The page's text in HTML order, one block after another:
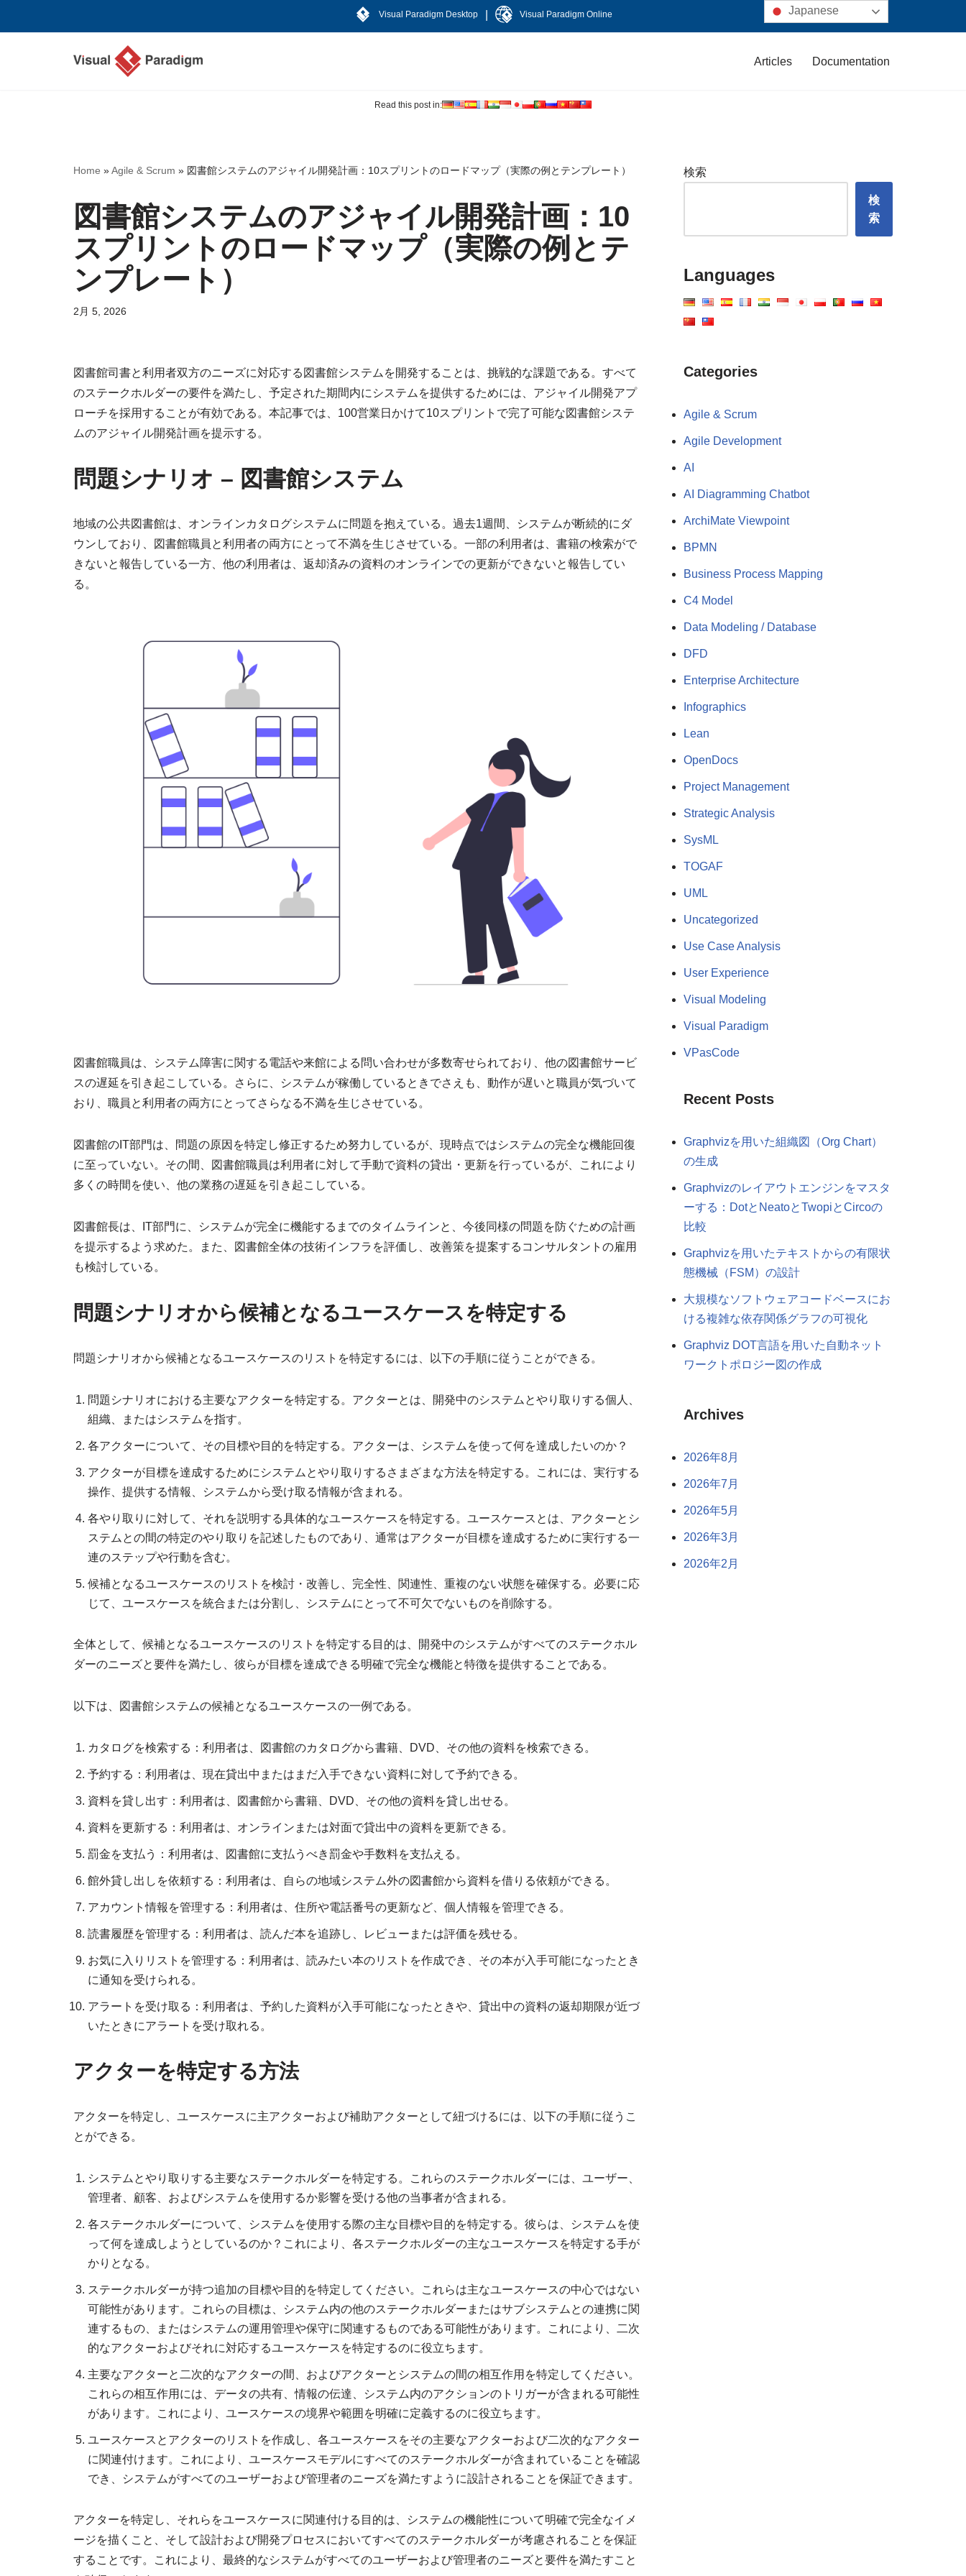
Visual Paradigm Desktop Visual Paradigm Online
Articles Documentation
Read this post in:
Home »Agile & Scrum » 図書館システムのアジャイル開発計画：10スプリントのロードマップ（実際の例とテンプレート）
図書館システムのアジャイル開発計画：10
スプリントのロードマップ（実際の例とテ
ンプレート）
2月 5, 2026
図書館司書と利用者双方のニーズに対応する図書館システムを開発することは、挑戦的な課題である。すべて
のステークホルダーの要件を満たし、予定された期間内にシステムを提供するためには、アジャイル開発アプ
ローチを採用することが有効である。本記事では、100営業日かけて10スプリントで完了可能な図書館システ
ムのアジャイル開発計画を提示する。
問題シナリオ – 図書館システム
地域の公共図書館は、オンラインカタログシステムに問題を抱えている。過去1週間、システムが断続的にダ
ウンしており、図書館職員と利用者の両方にとって不満を生じさせている。一部の利用者は、書籍の検索がで
きないと報告している一方、他の利用者は、返却済みの資料のオンラインでの更新ができないと報告してい
る。
図書館職員は、システム障害に関する電話や来館による問い合わせが多数寄せられており、他の図書館サービ
スの遅延を引き起こしている。さらに、システムが稼働しているときでさえも、動作が遅いと職員が気づいて
おり、職員と利用者の両方にとってさらなる不満を生じさせている。
図書館のIT部門は、問題の原因を特定し修正するため努力しているが、現時点ではシステムの完全な機能回復
に至っていない。その間、図書館職員は利用者に対して手動で資料の貸出・更新を行っているが、これにより
多くの時間を使い、他の業務の遅延を引き起こしている。
図書館長は、IT部門に、システムが完全に機能するまでのタイムラインと、今後同様の問題を防ぐための計画
を提示するよう求めた。また、図書館全体の技術インフラを評価し、改善策を提案するコンサルタントの雇用
も検討している。
問題シナリオから候補となるユースケースを特定する
問題シナリオから候補となるユースケースのリストを特定するには、以下の手順に従うことができる。
問題シナリオにおける主要なアクターを特定する。アクターとは、開発中のシステムとやり取りする個人、
組織、またはシステムを指す。
各アクターについて、その目標や目的を特定する。アクターは、システムを使って何を達成したいのか？
アクターが目標を達成するためにシステムとやり取りするさまざまな方法を特定する。これには、実行する
操作、提供する情報、システムから受け取る情報が含まれる。
各やり取りに対して、それを説明する具体的なユースケースを特定する。ユースケースとは、アクターとシ
ステムとの間の特定のやり取りを記述したものであり、通常はアクターが目標を達成するために実行する一
連のステップや行動を含む。
候補となるユースケースのリストを検討・改善し、完全性、関連性、重複のない状態を確保する。必要に応
じて、ユースケースを統合または分割し、システムにとって不可欠でないものを削除する。
全体として、候補となるユースケースのリストを特定する目的は、開発中のシステムがすべてのステークホル
ダーのニーズと要件を満たし、彼らが目標を達成できる明確で完全な機能と特徴を提供することである。
以下は、図書館システムの候補となるユースケースの一例である。
カタログを検索する：利用者は、図書館のカタログから書籍、DVD、その他の資料を検索できる。
予約する：利用者は、現在貸出中またはまだ入手できない資料に対して予約できる。
資料を貸し出す：利用者は、図書館から書籍、DVD、その他の資料を貸し出せる。
資料を更新する：利用者は、オンラインまたは対面で貸出中の資料を更新できる。
罰金を支払う：利用者は、図書館に支払うべき罰金や手数料を支払える。
館外貸し出しを依頼する：利用者は、自らの地域システム外の図書館から資料を借りる依頼ができる。
アカウント情報を管理する：利用者は、住所や電話番号の更新など、個人情報を管理できる。
読書履歴を管理する：利用者は、読んだ本を追跡し、レビューまたは評価を残せる。
お気に入りリストを管理する：利用者は、読みたい本のリストを作成でき、その本が入手可能になったとき
に通知を受けられる。
アラートを受け取る：利用者は、予約した資料が入手可能になったときや、貸出中の資料の返却期限が近づ
いたときにアラートを受け取れる。
アクターを特定する方法
アクターを特定し、ユースケースに主アクターおよび補助アクターとして紐づけるには、以下の手順に従うこ
とができる。
システムとやり取りする主要なステークホルダーを特定する。これらのステークホルダーには、ユーザー、
管理者、顧客、およびシステムを使用するか影響を受ける他の当事者が含まれる。
各ステークホルダーについて、システムを使用する際の主な目標や目的を特定する。彼らは、システムを使
って何を達成しようとしているのか？これにより、各ステークホルダーの主なユースケースを特定する手が
かりとなる。
ステークホルダーが持つ追加の目標や目的を特定してください。これらは主なユースケースの中心ではない
可能性があります。これらの目標は、システム内の他のステークホルダーまたはサブシステムとの連携に関
連するもの、またはシステムの運用管理や保守に関連するものである可能性があります。これにより、二次
的なアクターおよびそれに対応するユースケースを特定するのに役立ちます。
主要なアクターと二次的なアクターの間、およびアクターとシステムの間の相互作用を特定してください。
これらの相互作用には、データの共有、情報の伝達、システム内のアクションのトリガーが含まれる可能性
があります。これにより、ユースケースの境界や範囲を明確に定義するのに役立ちます。
ユースケースとアクターのリストを作成し、各ユースケースをその主要なアクターおよび二次的なアクター
に関連付けます。これにより、ユースケースモデルにすべてのステークホルダーが含まれていることを確認
でき、システムがすべてのユーザーおよび管理者のニーズを満たすように設計されることを保証できます。
アクターを特定し、それらをユースケースに関連付ける目的は、システムの機能性について明確で完全なイメ
ージを描くこと、そして設計および開発プロセスにおいてすべてのステークホルダーが考慮されることを保証
することです。これにより、最終的なシステムがすべてのユーザーおよび管理者のニーズと要件を満たすこと
検索
検
索
Languages
Categories
Agile & Scrum
Agile Development
AI
AI Diagramming Chatbot
ArchiMate Viewpoint
BPMN
Business Process Mapping
C4 Model
Data Modeling / Database
DFD
Enterprise Architecture
Infographics
Lean
OpenDocs
Project Management
Strategic Analysis
SysML
TOGAF
UML
Uncategorized
Use Case Analysis
User Experience
Visual Modeling
Visual Paradigm
VPasCode
Recent Posts
Graphvizを用いた組織図（Org Chart）
の生成
Graphvizのレイアウトエンジンをマスタ
ーする：DotとNeatoとTwopiとCircoの
比較
Graphvizを用いたテキストからの有限状
態機械（FSM）の設計
大規模なソフトウェアコードベースにお
ける複雑な依存関係グラフの可視化
Graphviz DOT言語を用いた自動ネット
ワークトポロジー図の作成
Archives
2026年8月
2026年7月
2026年5月
2026年3月
2026年2月
Japanese